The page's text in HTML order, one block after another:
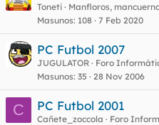
Toneti
Manfloros,
Masunos 108 7 Feb 2020
PC Futbol 2007
JUGULATOR
Foro
Masunos 35 28 Nov 2006
C PC Futbol 2001
Cañete_zoccola
Foro